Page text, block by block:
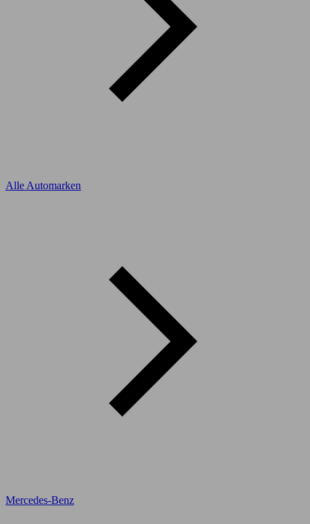
Alle Automarken
Mercedes-Benz